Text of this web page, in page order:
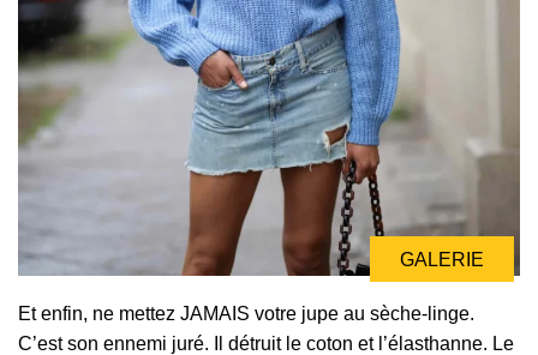
GALERIE
Et enfin, ne mettez JAMAIS votre jupe au sèche-linge.
C’est son ennemi juré. Il détruit le coton et l’élasthanne. Le